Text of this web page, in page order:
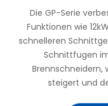
Die GP-Serie
Funktionen wie
schnelleren
Schnittfugen
Brennschneidern,
steigert und